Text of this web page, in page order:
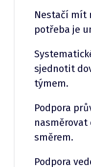
Nestačí mít
potřeba je
sjednotit
týmem.
Podpora
směrem.
Podpora